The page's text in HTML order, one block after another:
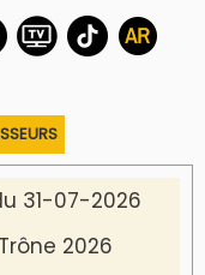
31-07-2026
2026